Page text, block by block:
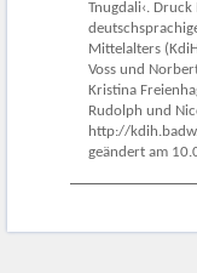
Tnugdali‹.
Mittelalters
Voss und
Kristina
Rudolph und
http://
geändert am